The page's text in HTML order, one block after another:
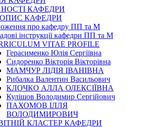
КАФЕДРИ
КАФЕДРИ
про кафедру ПП та М
інструкції кафедри ПП та М
VITAE PROFILE
Герасименко Юлія Сергіївна
Сидоренко Вікторія Вікторівна
МАМЧУР ЛІДІЯ ІВАНІВНА
Рибалка Валентин Васильович
КЛОЧКО АЛЛА ОЛЕКСІЇВНА
Кулішов Володимир Сергійович
ПАХОМОВ ІЛЛЯ
ВОЛОДИМИРОВИЧ
КЛАСТЕР КАФЕДРИ